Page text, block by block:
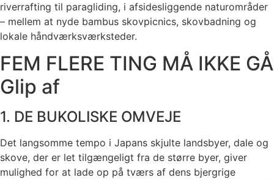
riverrafting til paragliding, i afsidesliggende naturområder
– mellem at nyde bambus skovpicnics, skovbadning og
lokale håndværksværksteder.
FEM FLERE TING MÅ IKKE GÅ
Glip af
1. DE BUKOLISKE OMVEJE
Det langsomme tempo i Japans skjulte landsbyer, dale og
skove, der er let tilgængeligt fra de større byer, giver
mulighed for at lade op på tværs af dens bjergrige